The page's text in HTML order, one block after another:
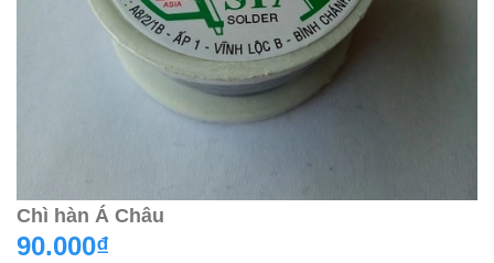
Chì hàn Á Châu
90.000₫